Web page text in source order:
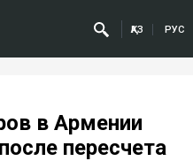
ҚАЗ РУС
в Армении
пересчета